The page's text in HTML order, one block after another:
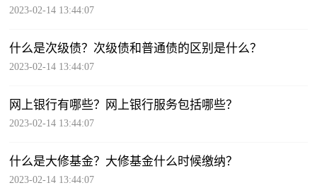
2023-02-14 13:44:07
什么是次级债？次级债和普通债的区别是什么？
2023-02-14 13:44:07
网上银行有哪些？网上银行服务包括哪些？
2023-02-14 13:44:07
什么是大修基金？大修基金什么时候缴纳？
2023-02-14 13:44:07